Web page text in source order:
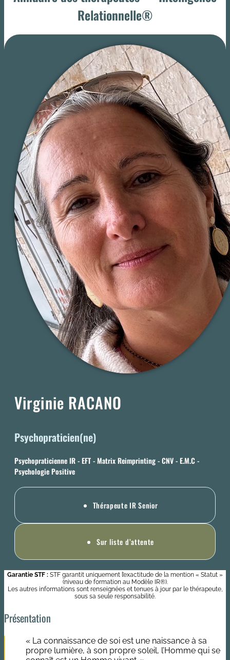
Relationnelle®
Virginie RACANO
Psychopraticien(ne)
Psychopraticienne IR - EFT - Matrix Reimprinting - CNV - E.M.C -
Psychologie Positive
Thérapeute IR Senior
Sur liste d’attente
Garantie STF : STF garantit uniquement l’exactitude de la mention « Statut »
(niveau de formation au Modèle IR®).
Les autres informations sont renseignées et tenues à jour par le thérapeute,
sous sa seule responsabilité.
Présentation
« La connaissance de soi est une naissance à sa
propre lumière, à son propre soleil, l’Homme qui se